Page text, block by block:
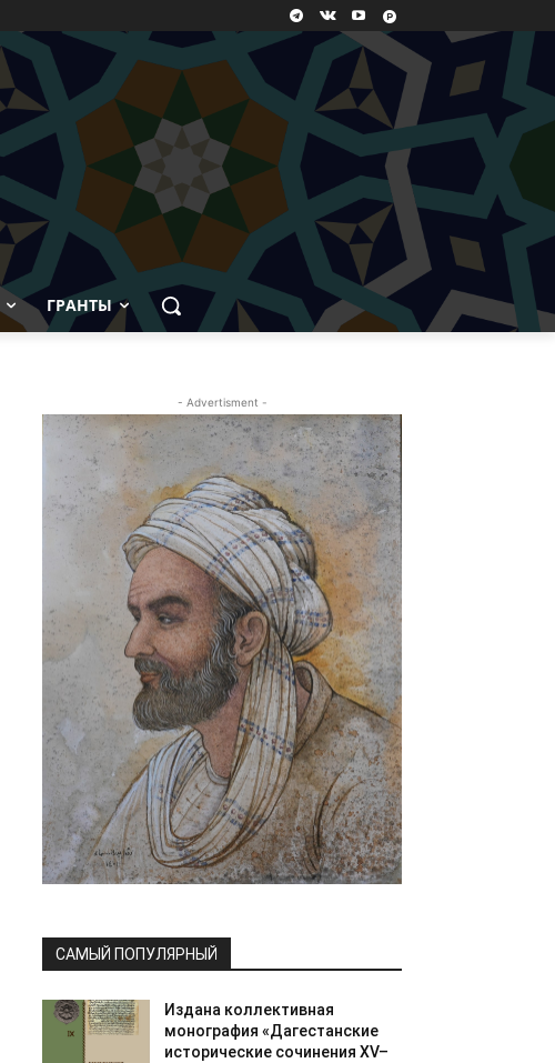
ГРАНТЫ
- Advertisment -
САМЫЙ ПОПУЛЯРНЫЙ
Издана коллективная
монография «Дагестанские
исторические сочинения XV–